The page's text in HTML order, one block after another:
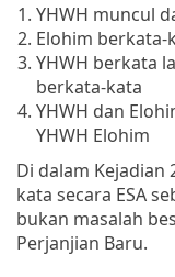
YHWH muncul
Elohim berkata-
YHWH berkata
berkata-kata
YHWH dan
YHWH Elohim
Di dalam Kejadian
kata secara ESA
bukan masalah
Perjanjian Baru.